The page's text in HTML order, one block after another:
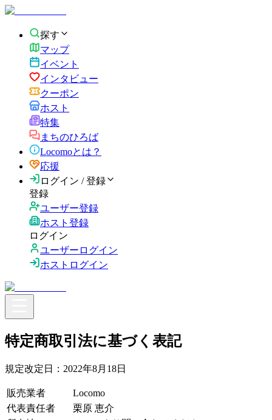
探す
マップ
イベント
インタビュー
クーポン
ホスト
特集
まちのひろば
Locomoとは？
応援
ログイン / 登録
登録
ユーザー登録
ホスト登録
ログイン
ユーザーログイン
ホストログイン
特定商取引法に基づく表記
規定改定日：2022年8月18日
販売業者
Locomo
代表責任者
栗原 恵介